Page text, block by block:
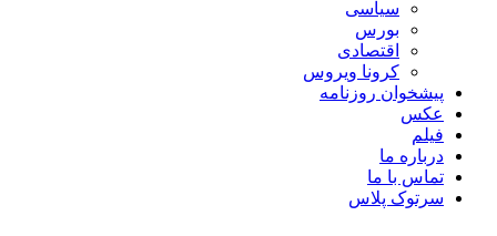
سیاسی
بورس
اقتصادی
کرونا ویروس
پیشخوان روزنامه
عکس
فیلم
درباره ما
تماس با ما
سرتوک پلاس